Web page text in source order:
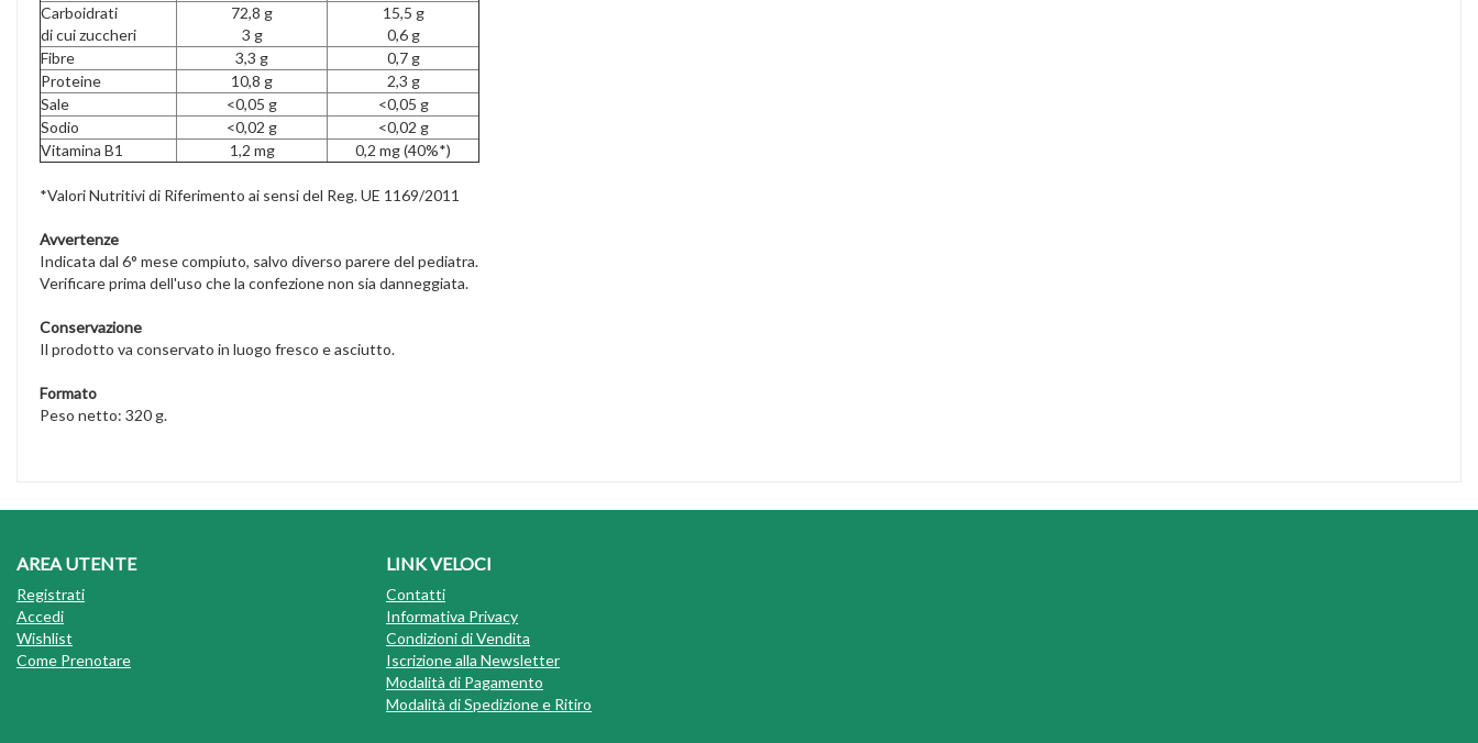
Carboidrati
di cui zuccheri
72,8 g
3 g
15,5 g
0,6 g
Fibre
3,3 g
0,7 g
Proteine
10,8 g
2,3 g
Sale
<0,05 g
<0,05 g
Sodio
<0,02 g
<0,02 g
Vitamina B1
1,2 mg 0,2 mg (40%*)
*Valori Nutritivi di Riferimento ai sensi del Reg. UE 1169/2011
Avvertenze
Indicata dal 6° mese compiuto, salvo diverso parere del pediatra.
Verificare prima dell'uso che la confezione non sia danneggiata.
Conservazione
Il prodotto va conservato in luogo fresco e asciutto.
Formato
Peso netto: 320 g.
AREA UTENTE
Registrati
Accedi
Wishlist
Come Prenotare
LINK VELOCI
Contatti
Informativa Privacy
Condizioni di Vendita
Iscrizione alla Newsletter
Modalità di Pagamento
Modalità di Spedizione e Ritiro